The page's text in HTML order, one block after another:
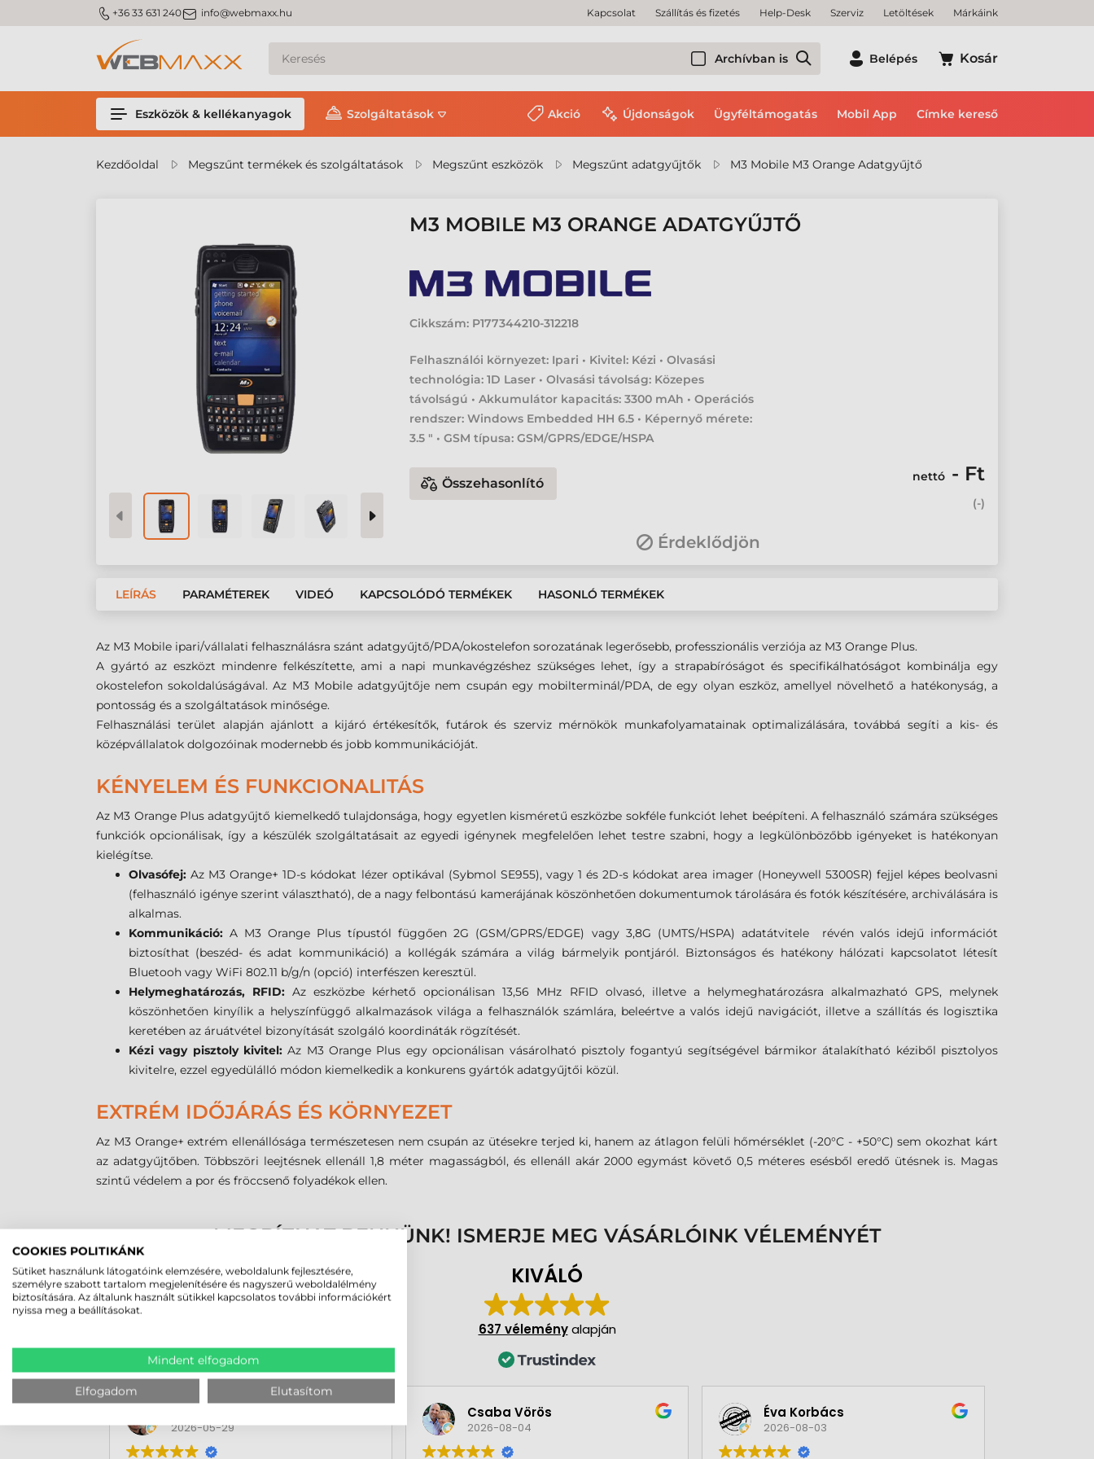
m_phone +36 33 631 240m_email info@webmaxx.hu Kapcsolat Szállítás és fizetés Help-Desk Szerviz Letöltések Márkáink
Archívban is Belépés Kosár
Eszközök & kellékanyagok Szolgáltatások Akció Újdonságok Ügyféltámogatás Mobil App Címke kereső
Kezdőoldal Megszűnt termékek és szolgáltatások Megszűnt eszközök Megszűnt adatgyűjtők M3 Mobile M3 Orange Adatgyűjtő
M3 MOBILE M3 ORANGE ADATGYŰJTŐ
Cikkszám: P177344210-312218
Felhasználói környezet: Ipari • Kivitel: Kézi • Olvasási
technológia: 1D Laser • Olvasási távolság: Közepes
távolságú • Akkumulátor kapacitás: 3300 mAh • Operációs
rendszer: Windows Embedded HH 6.5 • Képernyő mérete:
3.5 " • GSM típusa: GSM/GPRS/EDGE/HSPA
Összehasonlító nettó - Ft
(-)
Érdeklődjön
LEÍRÁS PARAMÉTEREK VIDEÓ KAPCSOLÓDÓ TERMÉKEK HASONLÓ TERMÉKEK
Az M3 Mobile ipari/vállalati felhasználásra szánt adatgyűjtő/PDA/okostelefon sorozatának legerősebb, professzionális verziója az M3 Orange Plus.
A gyártó az eszközt mindenre felkészítette, ami a napi munkavégzéshez szükséges lehet, így a strapabíróságot és specifikálhatóságot kombinálja egy
okostelefon sokoldalúságával. Az M3 Mobile adatgyűjtője nem csupán egy mobilterminál/PDA, de egy olyan eszköz, amellyel növelhető a hatékonyság, a
pontosság és a szolgáltatások minősége.
Felhasználási terület alapján ajánlott a kijáró értékesítők, futárok és szerviz mérnökök munkafolyamatainak optimalizálására, továbbá segíti a kis- és
középvállalatok dolgozóinak modernebb és jobb kommunikációját.
KÉNYELEM ÉS FUNKCIONALITÁS
Az M3 Orange Plus adatgyűjtő kiemelkedő tulajdonsága, hogy egyetlen kisméretű eszközbe sokféle funkciót lehet beépíteni. A felhasználó számára szükséges
funkciók opcionálisak, így a készülék szolgáltatásait az egyedi igénynek megfelelően lehet testre szabni, hogy a legkülönbözőbb igényeket is hatékonyan
kielégítse.
Olvasófej:Az M3 Orange+ 1D-s kódokat lézer optikával (Sybmol SE955), vagy 1 és 2D-s kódokat area imager (Honeywell 5300SR) fejjel képes beolvasni
(felhasználó igénye szerint választható), de a nagy felbontású kamerájának köszönhetően dokumentumok tárolására és fotók készítésére, archiválására is
alkalmas.
Kommunikáció:A M3 Orange Plus típustól függően 2G (GSM/GPRS/EDGE) vagy 3,8G (UMTS/HSPA) adatátvitele révén valós idejű információt
biztosíthat (beszéd- és adat kommunikáció) a kollégák számára a világ bármelyik pontjáról. Biztonságos és hatékony hálózati kapcsolatot létesít
Bluetooh vagy WiFi 802.11 b/g/n (opció) interfészen keresztül.
Helymeghatározás, RFID: Az eszközbe kérhető opcionálisan 13,56 MHz RFID olvasó, illetve a helymeghatározásra alkalmazható GPS, melynek
köszönhetően kinyílik a helyszínfüggő alkalmazások világa a felhasználók számlára, beleértve a valós idejű navigációt, illetve a szállítás és logisztika
keretében az áruátvétel bizonyítását szolgáló koordináták rögzítését.
Kézi vagy pisztoly kivitel:Az M3 Orange Plus egy opcionálisan vásárolható pisztoly fogantyú segítségével bármikor átalakítható kéziből pisztolyos
kivitelre, ezzel egyedülálló módon kiemelkedik a konkurens gyártók adatgyűjtői közül.
EXTRÉM IDŐJÁRÁS ÉS KÖRNYEZET
Az M3 Orange+ extrém ellenállósága természetesen nem csupán az ütésekre terjed ki, hanem az átlagon felüli hőmérséklet (-20°C - +50°C) sem okozhat kárt
az adatgyűjtőben. Többszöri leejtésnek ellenáll 1,8 méter magasságból, és ellenáll akár 2000 egymást követő 0,5 méteres esésből eredő ütésnek is. Magas
szintű védelem a por és fröccsenő folyadékok ellen.
MEGBÍZHAT BENNÜNK! ISMERJE MEG VÁSÁRLÓINK VÉLEMÉNYÉT
KIVÁLÓ
637 véleményalapján
2026-05-29
Csaba Vörös
2026-08-04
Éva Korbács
2026-08-03
COOKIES POLITIKÁNK
Sütiket használunk látogatóink elemzésére, weboldalunk fejlesztésére,
személyre szabott tartalom megjelenítésére és nagyszerű weboldalélmény
biztosítására. Az általunk használt sütikkel kapcsolatos további információkért
nyissa meg a beállításokat.
Mindent elfogadom
Elfogadom Elutasítom